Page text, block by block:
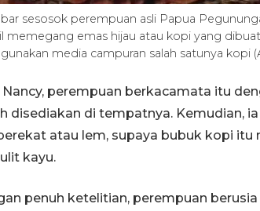
sesosok perempuan asli Papua
memegang emas hijau atau kopi yang
media campuran salah satunya kopi
Nancy, perempuan berkacamata itu
disediakan di tempatnya. Kemudian,
atau lem, supaya bubuk kopi itu
kayu.
penuh ketelitian, perempuan